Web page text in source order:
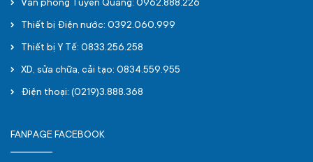
Văn phòng Tuyên Quang: 0962.888.226
Thiết bị Điện nước: 0392.060.999
Thiết bị Y Tế: 0833.256.258
XD, sửa chữa, cải tạo: 0834.559.955
Điện thoại: (0219)3.888.368
FANPAGE FACEBOOK